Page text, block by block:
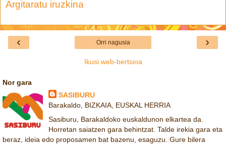
Argitaratu iruzkina
‹ ›
Orri nagusia
Ikusi web-bertsioa
Nor gara
SASIBURU
Barakaldo, BIZKAIA, EUSKAL HERRIA
Sasiburu, Barakaldoko euskaldunon elkartea da.
Horretan saiatzen gara behintzat. Talde irekia gara eta
beraz, ideia edo proposamen bat bazenu, esaguzu. Gure bilera